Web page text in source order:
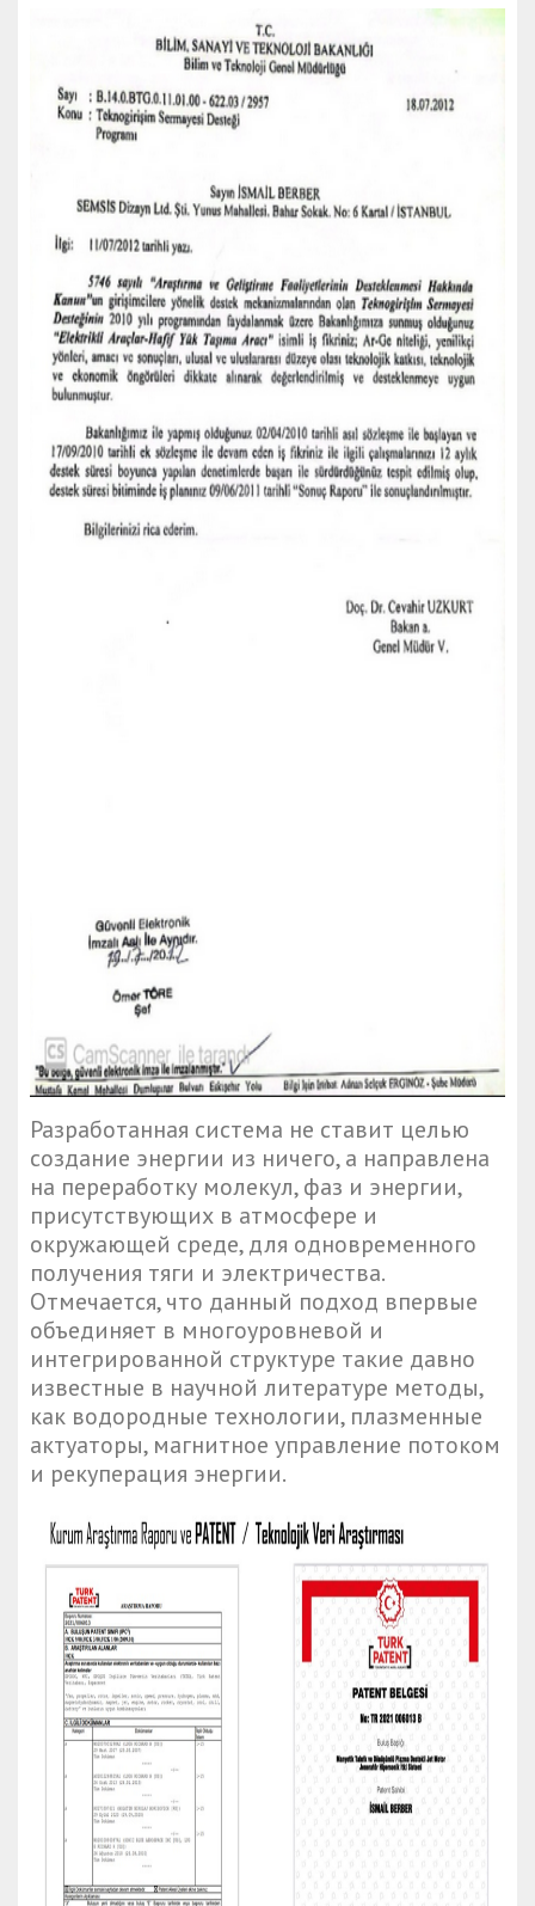
Разработанная система не ставит целью
создание энергии из ничего, а направлена
на переработку молекул, фаз и энергии,
присутствующих в атмосфере и
окружающей среде, для одновременного
получения тяги и электричества.
Отмечается, что данный подход впервые
объединяет в многоуровневой и
интегрированной структуре такие давно
известные в научной литературе методы,
как водородные технологии, плазменные
актуаторы, магнитное управление потоком
и рекуперация энергии.